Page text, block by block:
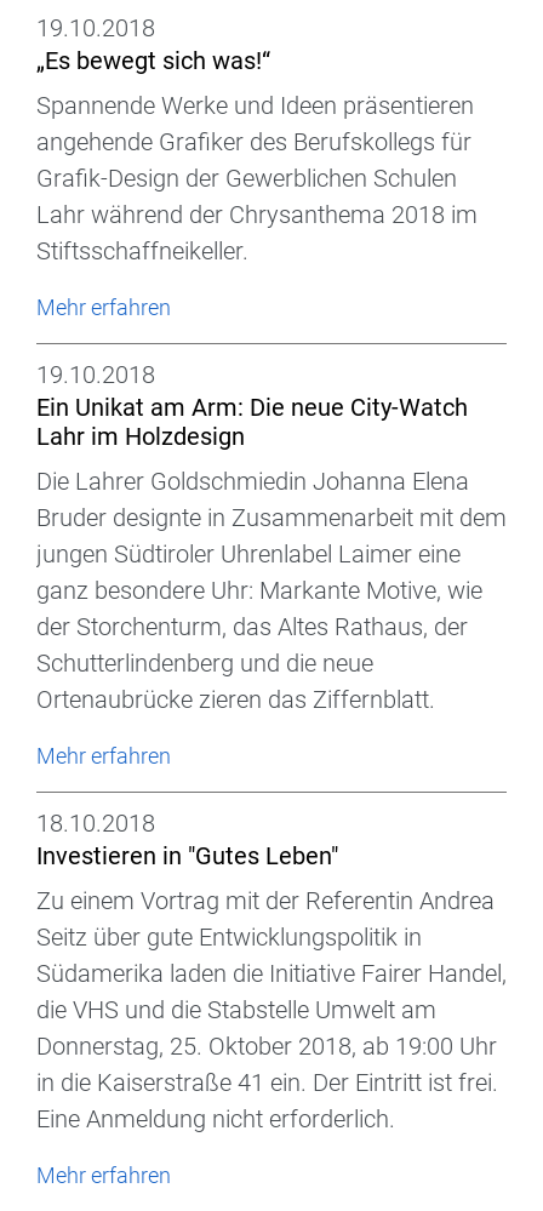
19.10.2018
„Es bewegt sich was!“
Spannende Werke und Ideen präsentieren
angehende Grafiker des Berufskollegs für
Grafik-Design der Gewerblichen Schulen
Lahr während der Chrysanthema 2018 im
Stiftsschaffneikeller.
Mehr erfahren
19.10.2018
Ein Unikat am Arm: Die neue City-Watch
Lahr im Holzdesign
Die Lahrer Goldschmiedin Johanna Elena
Bruder designte in Zusammenarbeit mit dem
jungen Südtiroler Uhrenlabel Laimer eine
ganz besondere Uhr: Markante Motive, wie
der Storchenturm, das Altes Rathaus, der
Schutterlindenberg und die neue
Ortenaubrücke zieren das Ziffernblatt.
Mehr erfahren
18.10.2018
Investieren in "Gutes Leben"
Zu einem Vortrag mit der Referentin Andrea
Seitz über gute Entwicklungspolitik in
Südamerika laden die Initiative Fairer Handel,
die VHS und die Stabstelle Umwelt am
Donnerstag, 25. Oktober 2018, ab 19:00 Uhr
in die Kaiserstraße 41 ein. Der Eintritt ist frei.
Eine Anmeldung nicht erforderlich.
Mehr erfahren